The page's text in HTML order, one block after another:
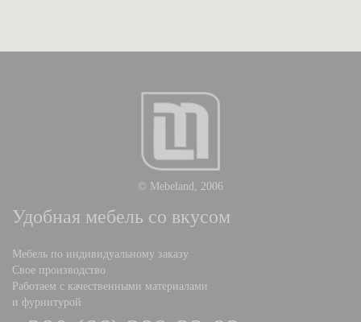
© Mebeland, 2006
Удобная мебель со вкусом
Мебель по индивидуальному заказу
Свое производство
Работаем с качественными материалами
и фурнитурой